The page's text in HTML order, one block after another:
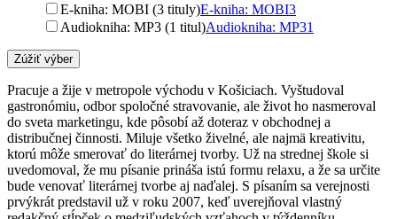
E-kniha: MOBI (3 tituly)E-kniha: MOBI3
Audiokniha: MP3 (1 titul)Audiokniha: MP31
Zúžiť výber
Pracuje a žije v metropole východu v Košiciach. Vyštudoval
gastronómiu, odbor spoločné stravovanie, ale život ho nasmeroval
do sveta marketingu, kde pôsobí až doteraz v obchodnej a
distribučnej činnosti. Miluje všetko živelné, ale najmä kreativitu,
ktorú môže smerovať do literárnej tvorby. Už na strednej škole si
uvedomoval, že mu písanie prináša istú formu relaxu, a že sa určite
bude venovať literárnej tvorbe aj naďalej. S písaním sa verejnosti
prvýkrát predstavil už v roku 2007, keď uverejňoval vlastný